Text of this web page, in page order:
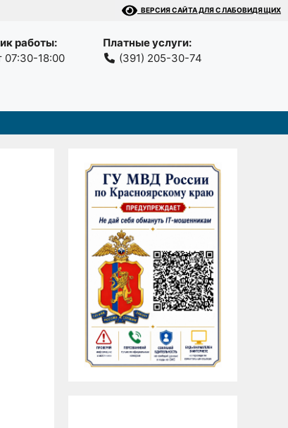
ВЕРСИЯ САЙТА ДЛЯ СЛАБОВИДЯЩИХ
работы:
07:30-18:00
Платные услуги:
(391) 205-30-74